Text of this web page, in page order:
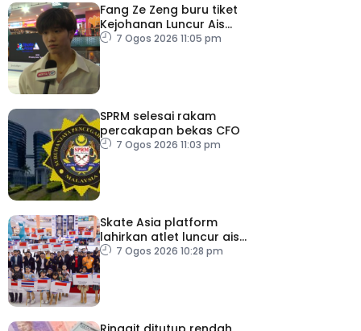
Fang Ze Zeng buru tiket
Kejohanan Luncur Ais
Dunia 2027
7 Ogos 2026 11:05 pm
SPRM selesai rakam
percakapan bekas CFO
7 Ogos 2026 11:03 pm
Skate Asia platform
lahirkan atlet luncur ais
negara
7 Ogos 2026 10:28 pm